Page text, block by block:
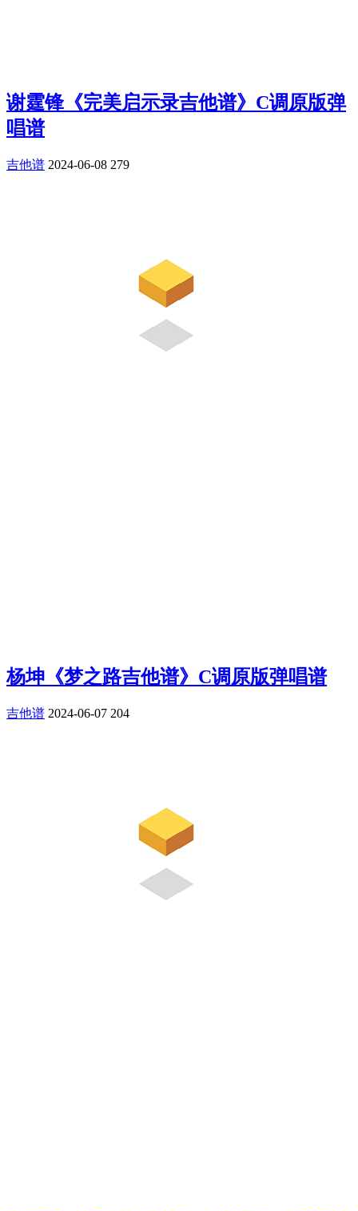
谢霆锋《完美启示录吉他谱》C调原版弹
唱谱
吉他谱 2024-06-08 279
杨坤《梦之路吉他谱》C调原版弹唱谱
吉他谱 2024-06-07 204